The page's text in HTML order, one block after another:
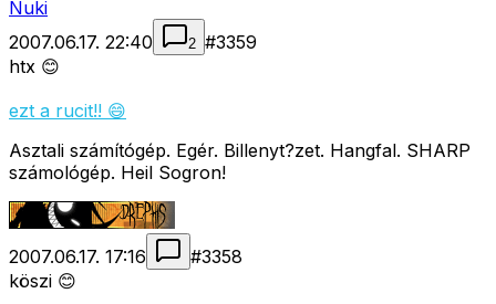
Nuki
2007.06.17. 22:40
2 #3359
htx 😊
ezt a rucit!! 😄
Asztali számítógép. Egér. Billenyt?zet. Hangfal. SHARP
számológép. Heil Sogron!
2007.06.17. 17:16 #3358
köszi 😊